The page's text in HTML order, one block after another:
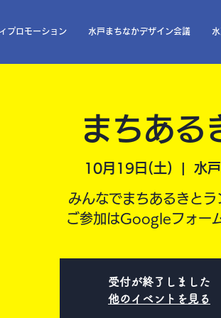
プロモーション 水戸まちなかデザイン会議
まちある
10月19日(土) 水
みんなでまちあるきとラ
ご参加はGoogleフォー
受付が終了しました
他のイベントを見る